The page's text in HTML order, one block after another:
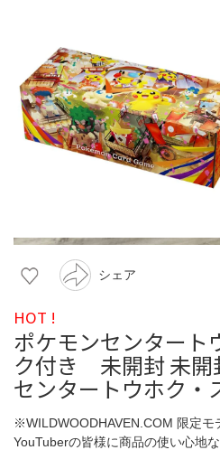
シェア
HOT !
ポケモンセンター
ク付き 未開封 未開
センタートウホク・
※WILDWOODHAVEN.COM 限定モ
YouTuberの皆様に商品の使い心地